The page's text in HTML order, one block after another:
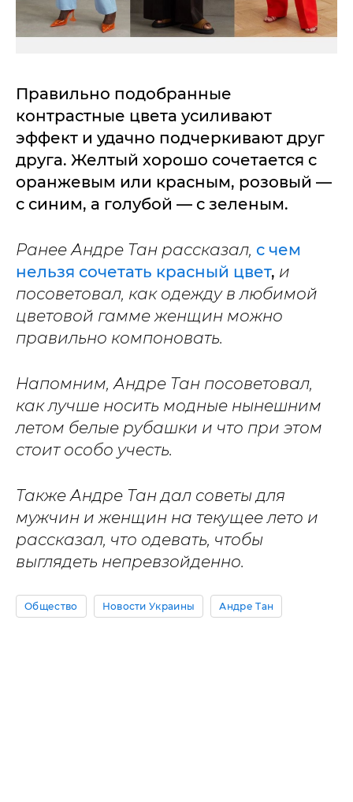
Правильно подобранные
контрастные цвета усиливают
эффект и удачно подчеркивают друг
друга. Желтый хорошо сочетается с
оранжевым или красным, розовый —
с синим, а голубой — с зеленым.
Ранее Андре Тан рассказал, с чем
нельзя сочетать красный цвет, и
посоветовал, как одежду в любимой
цветовой гамме женщин можно
правильно компоновать.
Напомним, Андре Тан посоветовал,
как лучше носить модные нынешним
летом белые рубашки и что при этом
стоит особо учесть.
Также Андре Тан дал советы для
мужчин и женщин на текущее лето и
рассказал, что одевать, чтобы
выглядеть непревзойденно.
Общество Новости Украины Андре Тан